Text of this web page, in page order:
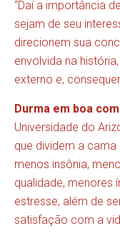
“Daí a importância
sejam de seu
direcionem sua
envolvida na
externo e,
Durma em boa
Universidade do
que dividem a
menos insônia,
qualidade, menores
estresse, além de
satisfação com a